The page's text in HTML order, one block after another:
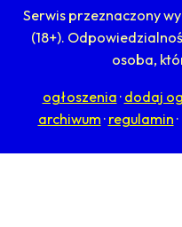
Serwis przeznaczony
(18+).
osoba,
ogłoszenia · dodaj
archiwum · regulamin ·